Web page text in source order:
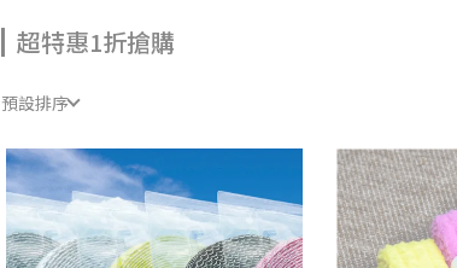
超特惠1折搶購
預設排序